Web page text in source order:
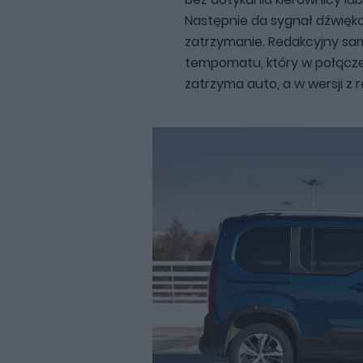
Następnie da sygnał
zatrzymanie. Redakcyjny
tempomatu, który w
zatrzyma auto, a w wersji z